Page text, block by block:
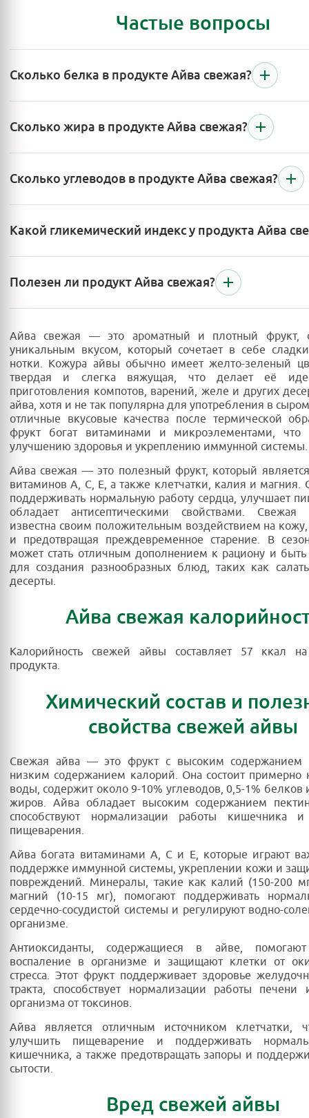
Частые вопросы
Сколько белка в продукте Айва свежая?
Сколько жира в продукте Айва свежая?
Сколько углеводов в продукте Айва свежая?
Какой гликемический индекс у продукта Айва
Полезен ли продукт Айва свежая?
Айва свежая — это ароматный и плотный фрукт,
уникальным вкусом, который сочетает в себе
нотки. Кожура айвы обычно имеет желто-зеленый
твердая и слегка вяжущая, что делает её
приготовления компотов, варений, желе и других
айва, хотя и не так популярна для употребления в
отличные вкусовые качества после термической
фрукт богат витаминами и микроэлементами, что
улучшению здоровья и укреплению иммунной системы.
Айва свежая — это полезный фрукт, который
витаминов A, C, E, а также клетчатки, калия и магния.
поддерживать нормальную работу сердца, улучшает
обладает антисептическими свойствами.
известна своим положительным воздействием на
и предотвращая преждевременное старение. В
может стать отличным дополнением к рациону и быть
для создания разнообразных блюд, таких как
десерты.
Айва свежая
Калорийность свежей айвы составляет 57 ккал
продукта.
Химический состав и
свойства свежей айвы
Свежая айва — это фрукт с высоким содержанием
низким содержанием калорий. Она состоит примерно
воды, содержит около 9-10% углеводов, 0,5-1% белков
жиров. Айва обладает высоким содержанием
способствуют нормализации работы кишечника
пищеварения.
Айва богата витаминами A, C и E, которые играют
поддержке иммунной системы, укреплении кожи и
повреждений. Минералы, такие как калий (150-200
магний (10-15 мг), помогают поддерживать
сердечно-сосудистой системы и регулируют водно-
организме.
Антиоксиданты, содержащиеся в айве,
воспаление в организме и защищают клетки от
стресса. Этот фрукт поддерживает здоровье
тракта, способствует нормализации работы
организма от токсинов.
Айва является отличным источником клетчатки,
улучшить пищеварение и поддерживать
кишечника, а также предотвращать запоры и
сытости.
Вред свежей айвы